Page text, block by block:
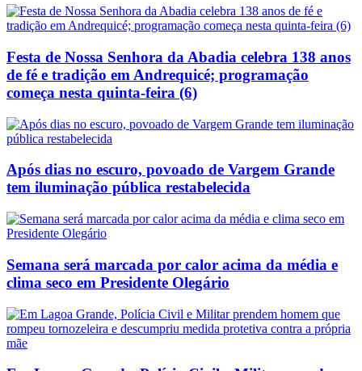
Festa de Nossa Senhora da Abadia celebra 138 anos
de fé e tradição em Andrequicé; programação
começa nesta quinta-feira (6)
Após dias no escuro, povoado de Vargem Grande
tem iluminação pública restabelecida
Semana será marcada por calor acima da média e
clima seco em Presidente Olegário